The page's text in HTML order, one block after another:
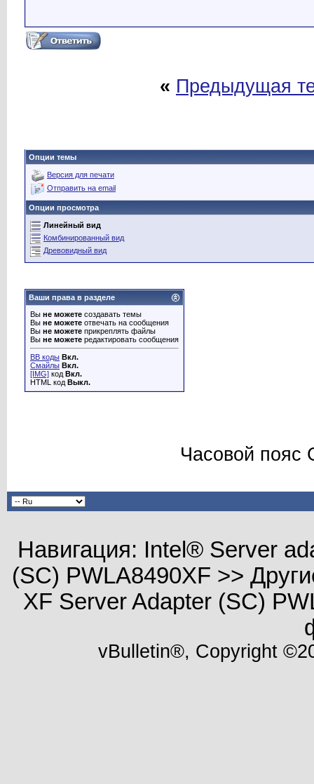
« Предыдущая
Опции темы
Версия для печати
Отправить на email
Опции просмотра
Линейный вид
Комбинированный вид
Древовидный вид
Ваши права в разделе
Вы не можете создавать темы
Вы не можете отвечать на сообщения
Вы не можете прикреплять файлы
Вы не можете редактировать сообщения
BB коды Вкл.
Смайлы Вкл.
[IMG] код Вкл.
HTML код Выкл.
Часовой пояс
Навигация: Intel® Server
(SC) PWLA8490XF >>
XF Server Adapter (SC)
vBulletin®, Copyright